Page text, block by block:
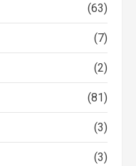
(63)
(7)
(2)
(81)
(3)
(3)